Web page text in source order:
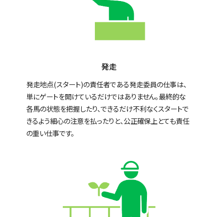
発走
発走地点(スタート)の責任者である発走委員の仕事は、
単にゲートを開けているだけではありません。最終的な
各馬の状態を把握したり、できるだけ不利なくスタートで
きるよう細心の注意を払ったりと、公正確保上とても責任
の重い仕事です。